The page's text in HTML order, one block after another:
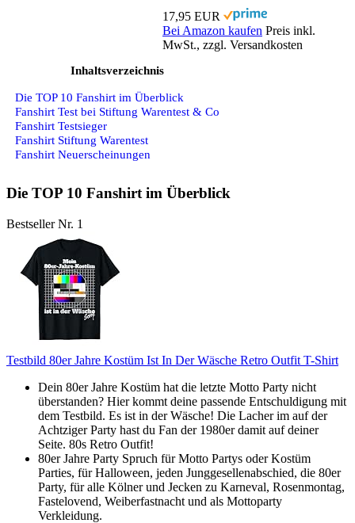
17,95 EUR
Bei Amazon kaufen Preis inkl.
MwSt., zzgl. Versandkosten
Inhaltsverzeichnis
Die TOP 10 Fanshirt im Überblick
Fanshirt Test bei Stiftung Warentest & Co
Fanshirt Testsieger
Fanshirt Stiftung Warentest
Fanshirt Neuerscheinungen
Die TOP 10 Fanshirt im Überblick
Bestseller Nr. 1
Testbild 80er Jahre Kostüm Ist In Der Wäsche Retro Outfit T-Shirt
Dein 80er Jahre Kostüm hat die letzte Motto Party nicht
überstanden? Hier kommt deine passende Entschuldigung mit
dem Testbild. Es ist in der Wäsche! Die Lacher im auf der
Achtziger Party hast du Fan der 1980er damit auf deiner
Seite. 80s Retro Outfit!
80er Jahre Party Spruch für Motto Partys oder Kostüm
Parties, für Halloween, jeden Junggesellenabschied, die 80er
Party, für alle Kölner und Jecken zu Karneval, Rosenmontag,
Fastelovend, Weiberfastnacht und als Mottoparty
Verkleidung.